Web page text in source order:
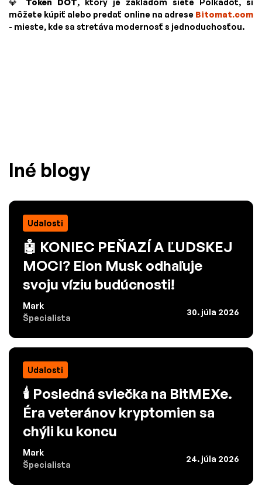
💎 Token DOT, ktorý je základom siete Polkadot, si
môžete kúpiť alebo predať online na adrese Bitomat.com
- mieste, kde sa stretáva modernosť s jednoduchosťou.
Iné blogy
Udalosti
🤖 KONIEC PEŇAZÍ A ĽUDSKEJ
MOCI? Elon Musk odhaľuje
svoju víziu budúcnosti!
Mark
Špecialista
30. júla 2026
Udalosti
🕯️ Posledná sviečka na BitMEXe.
Éra veteránov kryptomien sa
chýli ku koncu
Mark
Špecialista
24. júla 2026